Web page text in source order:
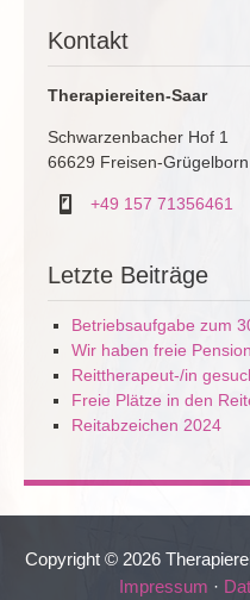
Kontakt
Therapiereiten-Saar
Schwarzenbacher Hof 1
66629 Freisen-Grügelborn
+49 157 71356461
Letzte Beiträge
Betriebsaufgabe zum
Wir haben freie
Reittherapeut-/in
Freie Plätze in den
Reitabzeichen 2024
Copyright © 2026
Impressum ·